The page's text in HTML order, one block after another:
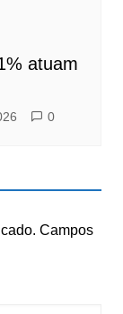
atuam
0
Campos